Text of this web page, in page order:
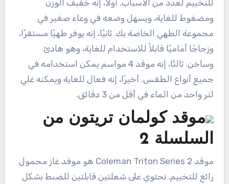
للتخييم لعدد من الأسباب. أولاً، إنه خفيف الوزن
ومضغوط للغاية، ويسهل وضعه في وعاء صغير في
مجموعة الطهي الخاصة بك. ثانيًا، إنه يوفر طهيًا مستقرًا،
وزجاجًا أماميًا قابلاً للاستخدام للغاية، وهو هادئ
وساخن. ثالثًا، إنه موقد 4 مواسم يمكن استخدامه في
جميع أنواع الطقس. أخيرًا، إنه فعال للغاية ويمكنه غلي
لتر واحد من الماء في أقل من 3 دقائق.
موقد كولمان تريتون من
السلسلة 2
موقد Coleman Triton Series 2 هو موقد غاز محمول
رائع للتخييم. تحتوي على شعلتين قابلتين للضبط بشكل